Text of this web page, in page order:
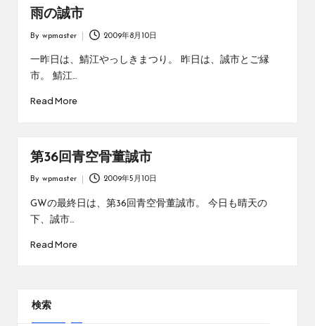
雨の誠市
Posted
By wpmaster 2009年8月10日
一昨日は、鯖江やっしきまつり。 昨日は、誠市とご縁
市。 鯖江…
Read More
第36回青空骨董誠市
by
By wpmaster 2009年5月10日
GWの最終日は、第36回青空骨董誠市。 今日も晴天の
下、誠市…
Read More
検索